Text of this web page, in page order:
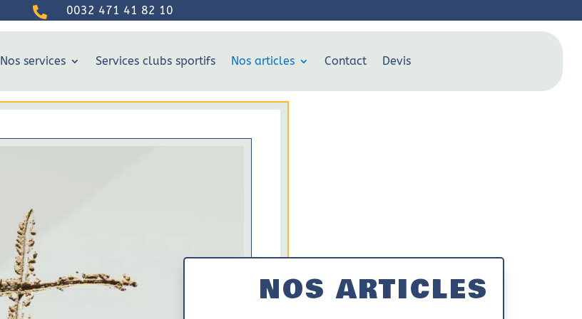
 0032 471 41 82 10
Nos services Services clubs sportifs Nos articles Contact Devis
NOS ARTICLES